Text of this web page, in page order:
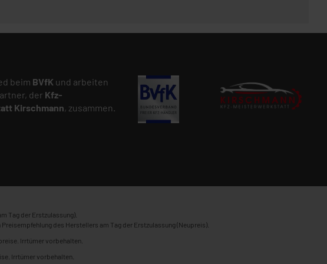
beim BVfK und arbeiten
der Kfz-
Kirschmann, zusammen.
Tag der Erstzulassung).
des Herstellers am Tag der Erstzulassung (Neupreis).
Irrtümer vorbehalten.
Irrtümer vorbehalten.